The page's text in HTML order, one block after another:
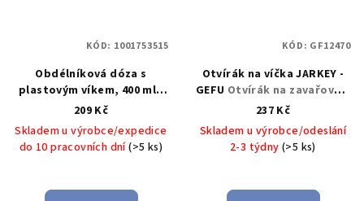
Obdélníková dóza s
plastovým víkem, 400 ml -
Küchenprofi Solingen
na potraviny 400 ml,
sklo/plast - Küchenprofi
Solingen
209 Kč
Skladem u výrobce/expedice
do 10 pracovních dní(>5 ks)
KÓD: 1001753515
Otvírák na víčka JARKEY -
GEFU Otvírák na zavařovací
sklenice JARKEY - GEFU
237 Kč
Skladem u výrobce/odeslání
2-3 týdny(>5 ks)
KÓD: GF12470